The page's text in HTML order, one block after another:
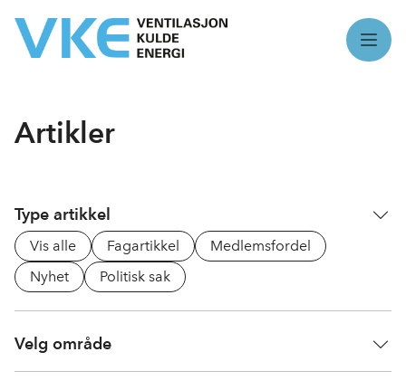
Meny
Artikler
Type artikkel
Vis alle Fagartikkel
Medlemsfordel
Nyhet
Politisk sak
Velg område